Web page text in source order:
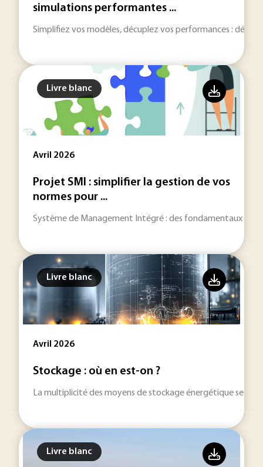
simulations performantes ...
Simplifiez vos modèles, décuplez vos performances :
Livre blanc
Avril 2026
Projet SMI : simplifier la gestion de vos
normes pour ...
Système de Management Intégré : des fondamentaux du
Livre blanc
Avril 2026
Stockage : où en est-on ?
La multiplicité des moyens de stockage énergétique se
Livre blanc